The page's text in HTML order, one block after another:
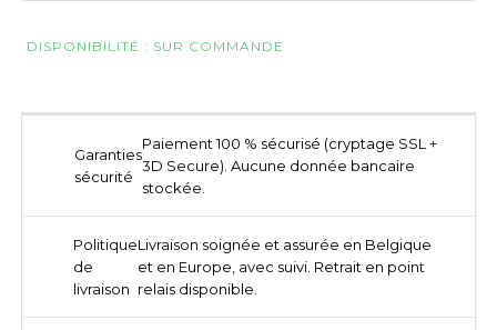
DISPONIBILITÉ : SUR COMMANDE
Garanties
sécurité
Paiement 100 % sécurisé (cryptage SSL +
3D Secure). Aucune donnée bancaire
stockée.
Politique
de
livraison
Livraison soignée et assurée en Belgique
et en Europe, avec suivi. Retrait en point
relais disponible.